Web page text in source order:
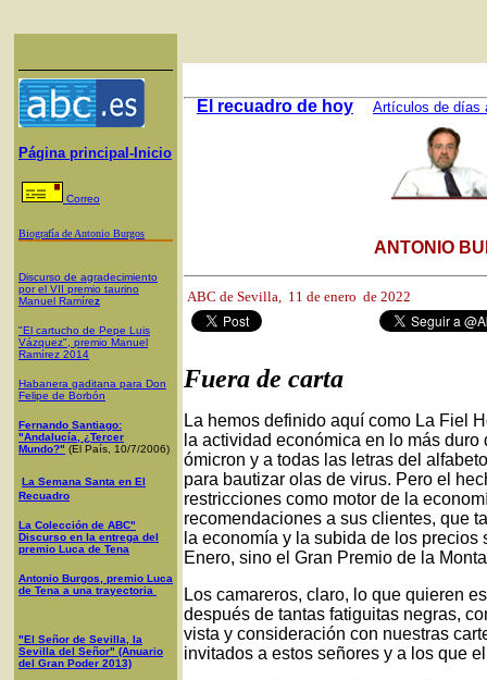
Página principal-Inicio
Correo
Biografía de Antonio Burgos
Discurso de agradecimiento
por el VII premio taurino
Manuel Ramírez
"El cartucho de Pepe Luis
Vázquez", premio Manuel
Ramírez 2014
Habanera gaditana para Don
Felipe de Borbón
Fernando Santiago:
"Andalucía, ¿Tercer
Mundo?" (El País, 10/7/2006)
La Semana Santa en El
Recuadro
La Colección de ABC"
Discurso en la entrega del
premio Luca de Tena
Antonio Burgos, premio Luca
de Tena a una trayectoria
"El Señor de Sevilla, la
Sevilla del Señor" (Anuario
del Gran Poder 2013)
El recuadro de hoy Artículos de días
ANTONIO
ABC de Sevilla, 11 de enero de 2022
Fuera de carta
La hemos definido aquí como La Fiel
la actividad económica en lo más
ómicron y a todas las letras del
para bautizar olas de virus. Pero el
restricciones como motor de la
recomendaciones a sus clientes, que
la economía y la subida de los
Enero, sino el Gran Premio de la
Los camareros, claro, lo que quieren
después de tantas fatiguitas negras,
vista y consideración con nuestras
invitados a estos señores y a los que